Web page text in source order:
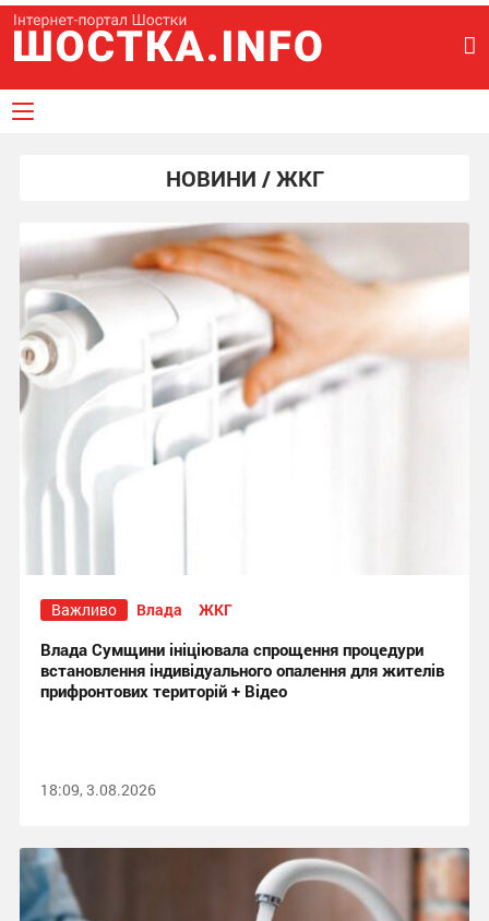
НОВИНИ / ЖКГ
Важливо Влада ЖКГ
Влада Сумщини ініціювала спрощення процедури
встановлення індивідуального опалення для жителів
прифронтових територій + Відео
18:09, 3.08.2026